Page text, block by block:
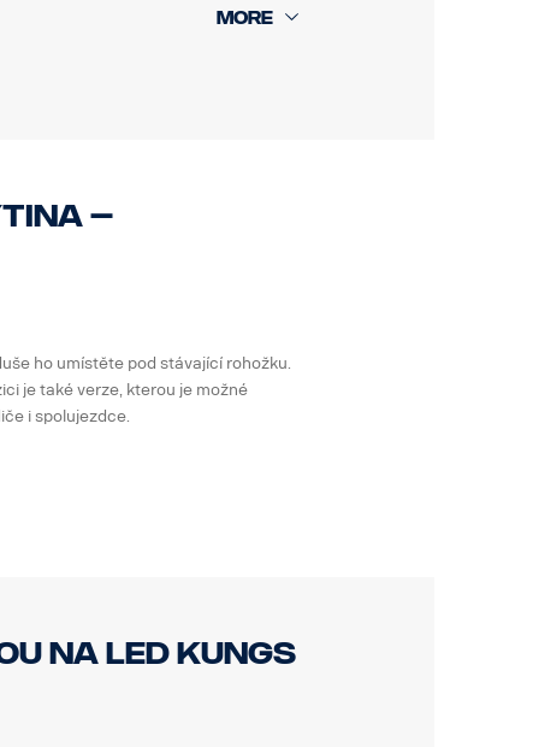
–
ho umístěte pod stávající rohožku.
je také verze, kterou je možné
i spolujezdce.
na led Kungs